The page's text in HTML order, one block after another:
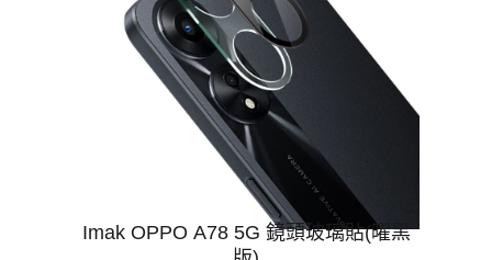
Imak OPPO A78 5G 鏡頭玻璃貼(曜黑